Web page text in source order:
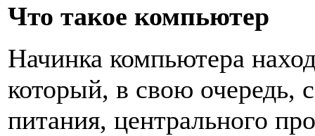
Что такое компьютер
Начинка компьютера
который, в свою очередь,
питания, центрального